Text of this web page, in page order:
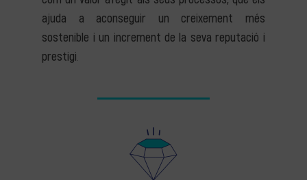
ajuda a aconseguir un creixement més
sostenible i un increment de la seva reputació i
prestigi.